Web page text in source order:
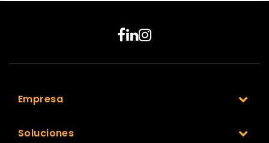
Empresa
Soluciones